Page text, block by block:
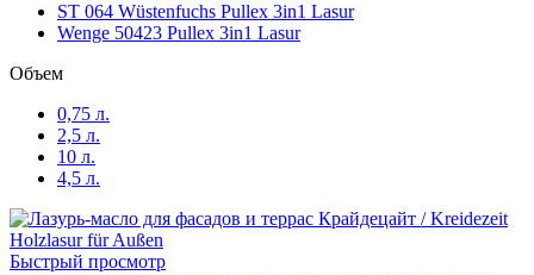
ST 064 Wüstenfuchs Pullex 3in1 Lasur
Wenge 50423 Pullex 3in1 Lasur
Объем
0,75 л.
2,5 л.
10 л.
4,5 л.
Быстрый просмотр